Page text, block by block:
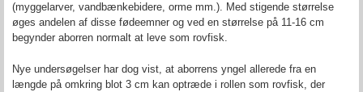
(myggelarver, vandbænkebidere, orme mm.). Med stigende størrelse
øges andelen af disse fødeemner og ved en størrelse på 11-16 cm
begynder aborren normalt at leve som rovfisk.
Nye undersøgelser har dog vist, at aborrens yngel allerede fra en
længde på omkring blot 3 cm kan optræde i rollen som rovfisk, der